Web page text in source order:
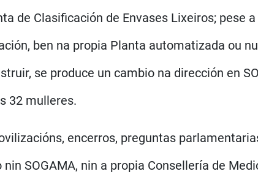
de Clasificación de Envases Lixeiros; pese
ben na propia Planta automatizada ou
se produce un cambio na dirección en
32 mulleres.
encerros, preguntas
SOGAMA, nin a propia Consellería de